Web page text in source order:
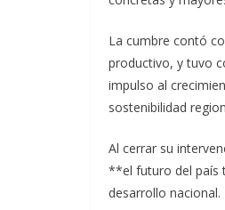
La cumbre contó
productivo, y tuvo
impulso al
sostenibilidad
Al cerrar su
**el futuro del país
desarrollo nacional.